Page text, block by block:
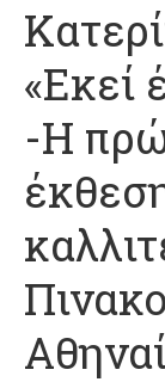
«Εκεί
-Η